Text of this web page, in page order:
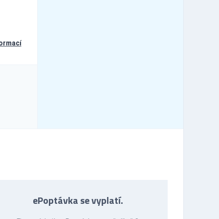
ePoptávka se vyplatí.